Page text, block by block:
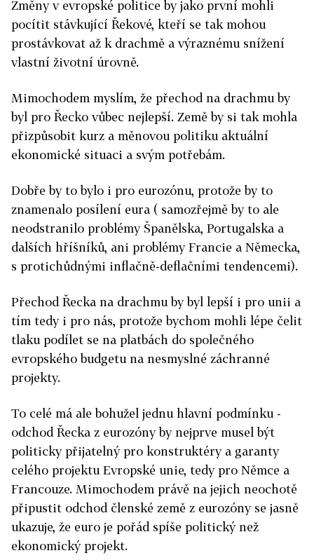
Změny v evropské politice by jako první mohli
pocítit stávkující Řekové, kteří se tak mohou
prostávkovat až k drachmě a výraznému snížení
vlastní životní úrovně.
Mimochodem myslím, že přechod na drachmu by
byl pro Řecko vůbec nejlepší. Země by si tak mohla
přizpůsobit kurz a měnovou politiku aktuální
ekonomické situaci a svým potřebám.
Dobře by to bylo i pro eurozónu, protože by to
znamenalo posílení eura ( samozřejmě by to ale
neodstranilo problémy Španělska, Portugalska a
dalších hříšníků, ani problémy Francie a Německa,
s protichůdnými inflačně-deflačními tendencemi).
Přechod Řecka na drachmu by byl lepší i pro unii a
tím tedy i pro nás, protože bychom mohli lépe čelit
tlaku podílet se na platbách do společného
evropského budgetu na nesmyslné záchranné
projekty.
To celé má ale bohužel jednu hlavní podmínku -
odchod Řecka z eurozóny by nejprve musel být
politicky přijatelný pro konstruktéry a garanty
celého projektu Evropské unie, tedy pro Němce a
Francouze. Mimochodem právě na jejich neochotě
připustit odchod členské země z eurozóny se jasně
ukazuje, že euro je pořád spíše politický než
ekonomický projekt.